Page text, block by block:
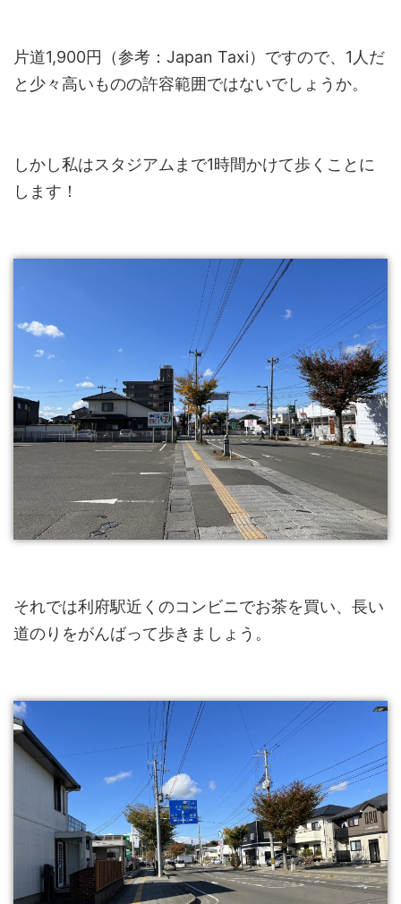
片道1,900円（参考：Japan Taxi）ですので、1人だ
と少々高いものの許容範囲ではないでしょうか。
しかし私はスタジアムまで1時間かけて歩くことに
します！
それでは利府駅近くのコンビニでお茶を買い、長い
道のりをがんばって歩きましょう。